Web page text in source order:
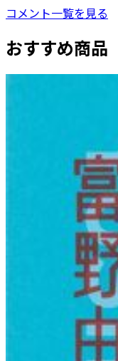
コメント一覧を見る
おすすめ商品